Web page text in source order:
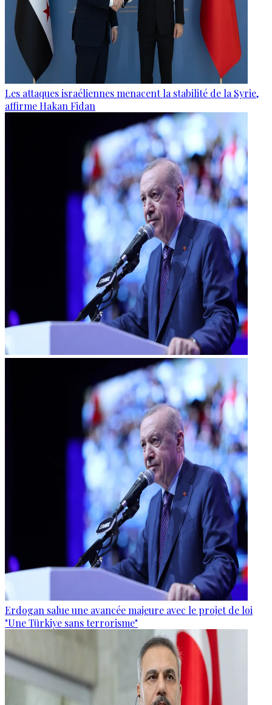
Les attaques israéliennes menacent la stabilité de la Syrie,
affirme Hakan Fidan
Erdogan salue une avancée majeure avec le projet de loi
"Une Türkiye sans terrorisme"